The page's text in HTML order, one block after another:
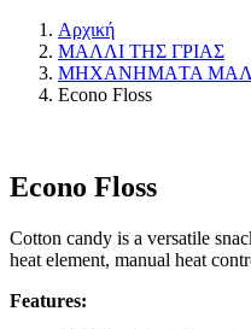
Αρχική
ΜΑΛΛΙ ΤΗΣ ΓΡΙΑΣ
ΜΗΧΑΝΗΜAΤΑ
Econo Floss
Econo Floss
Cotton candy is a versatile
heat element, manual heat
Features: